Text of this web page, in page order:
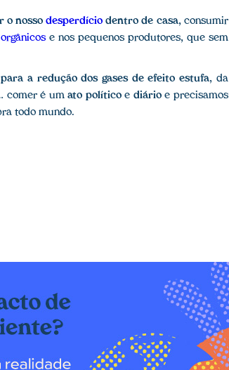
o nossodesperdício dentro de casa, consumir
e nos pequenos produtores, que sem
a redução dos gases de efeito estufa, da
comer é umato políticoe diárioe precisamos
todo mundo.